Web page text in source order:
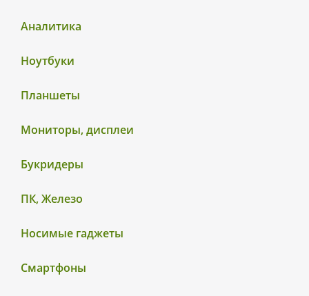
Аналитика
Ноутбуки
Планшеты
Мониторы, дисплеи
Букридеры
ПК, Железо
Носимые гаджеты
Смартфоны